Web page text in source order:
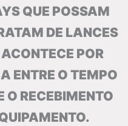
QUE POSSAM
DE LANCES
POR
ENTRE O TEMPO
O RECEBIMENTO